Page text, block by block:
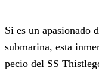
Si es un apasionado
submarina, esta
pecio del SS